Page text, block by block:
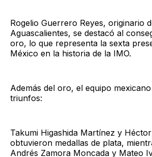
Rogelio Guerrero Reyes, originario
Aguascalientes, se destacó al
oro, lo que representa la sexta
México en la historia de la IMO.
Además del oro, el equipo
triunfos:
Takumi Higashida Martínez y
obtuvieron medallas de plata,
Andrés Zamora Moncada y Mateo